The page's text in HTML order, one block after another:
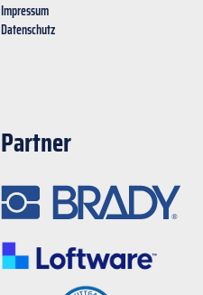
Impressum
Datenschutz
Partner